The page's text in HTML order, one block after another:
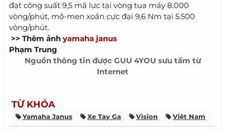
đạt công suất 9,5 mã lực tại vòng tua máy 8.000
vòng/phút, mô-men xoắn cực đại 9,6 Nm tại 5.500
vòng/phút.
>> Thêm ảnh yamaha janus
Phạm Trung
Nguồn thông tin được GUU 4YOU sưu tầm từ
Internet
TỪ KHÓA
Yamaha Janus Xe Tay Ga Vision Việt Nam